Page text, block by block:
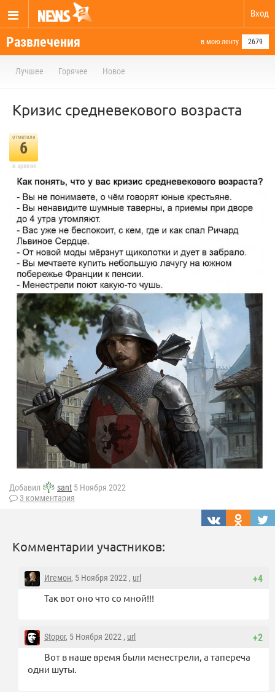
Вход
Развлечения в мою ленту 2679
Лучшее Горячее Новое
Кризис средневекового возраста
отметили
6
в архиве
Добавил sant 5 Ноября 2022
3 комментария
Комментарии участников:
+4
Игемон, 5 Ноября 2022 , url
Так вот оно что со мной!!!
+2
Stopor, 5 Ноября 2022 , url
Вот в наше время были менестрели, а тапереча
одни шуты.